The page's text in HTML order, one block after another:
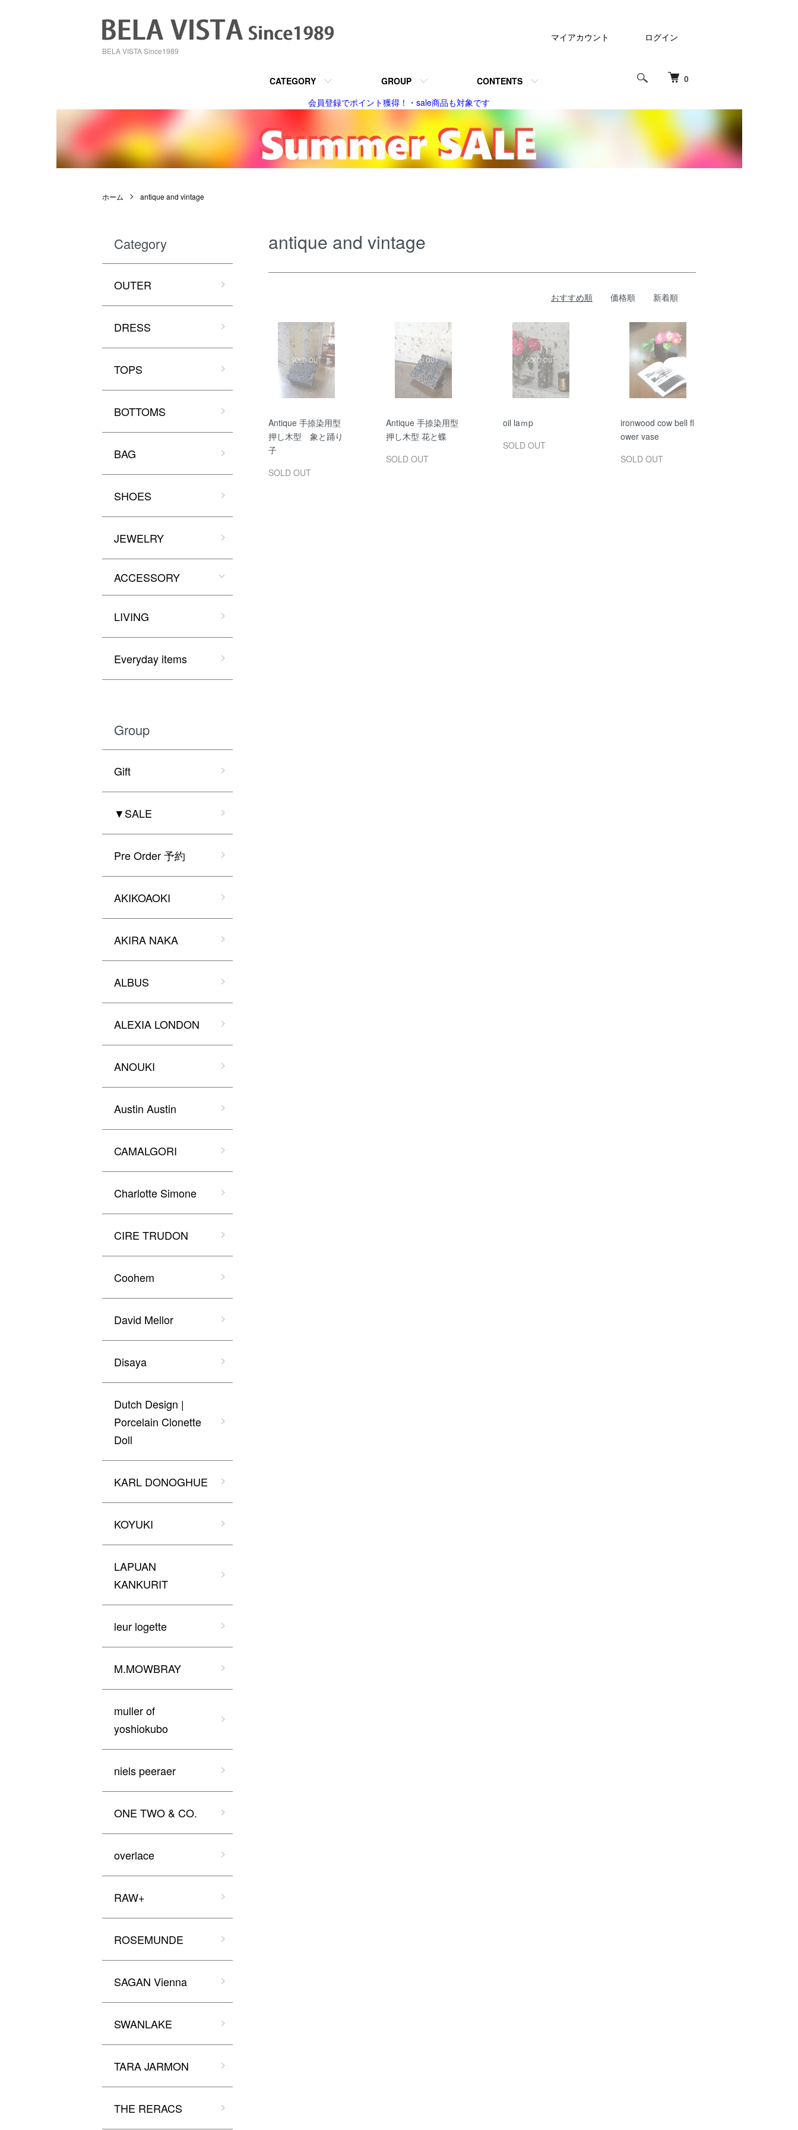
BELA VISTA Since1989
0
CATEGORY GROUP CONTENTS
マイアカウント ログイン
会員登録でポイント獲得！・sale商品も対象です
ホーム antique and vintage
antique and vintage
おすすめ順 価格順 新着順
Antique 手捺染用型
押し木型 象と踊り
子
SOLD OUT
Antique 手捺染用型
押し木型 花と蝶
SOLD OUT
oil laｍp
SOLD OUT
ironwood cow bell fl
ower vase
SOLD OUT
Category
OUTER
DRESS
TOPS
BOTTOMS
BAG
SHOES
JEWELRY
ACCESSORY
LIVING
Everyday items
Group
Gift
▼SALE
Pre Order 予約
AKIKOAOKI
AKIRA NAKA
ALBUS
ALEXIA LONDON
ANOUKI
Austin Austin
CAMALGORI
Charlotte Simone
CIRE TRUDON
Coohem
David Mellor
Disaya
Dutch Design |
Porcelain Clonette
Doll
KARL DONOGHUE
KOYUKI
LAPUAN
KANKURIT
leur logette
M.MOWBRAY
muller of
yoshiokubo
niels peeraer
ONE TWO & CO.
overlace
RAW+
ROSEMUNDE
SAGAN Vienna
SWANLAKE
TARA JARMON
THE RERACS